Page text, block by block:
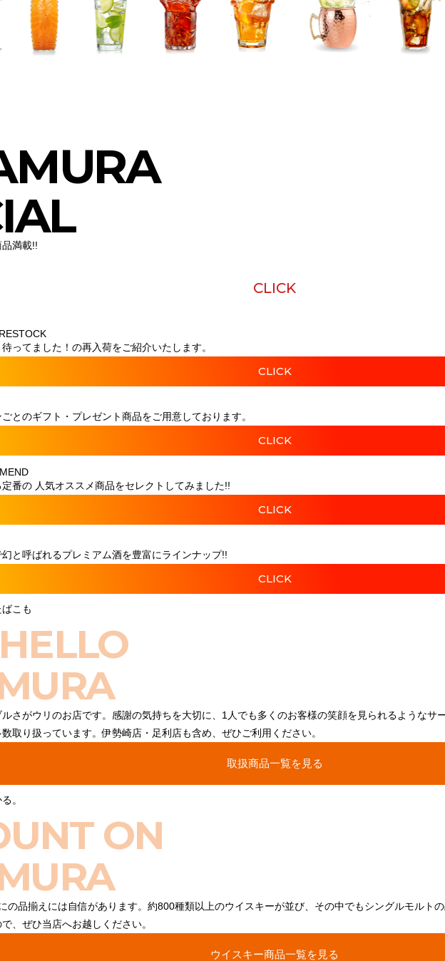
満載!!
CLICK
ってました！の再入荷をご紹介いたします。
CLICK
とのギフト・プレゼント商品をご用意しております。
CLICK
番の 人気オススメ商品をセレクトしてみました!!
CLICK
と呼ばれるプレミアム酒を豊富にラインナップ!!
CLICK
こも
HELLO
さがウリのお店です。感謝の気持ちを大切に、1人でも多くのお客様の笑顔を見られるようなサ
取り扱っています。伊勢崎店・足利店も含め、ぜひご利用ください。
取扱商品一覧を見る
。
ON
の品揃えには自信があります。約800種類以上のウイスキーが並び、その中でもシングルモルト
、ぜひ当店へお越しください。
ウイスキー商品一覧を見る